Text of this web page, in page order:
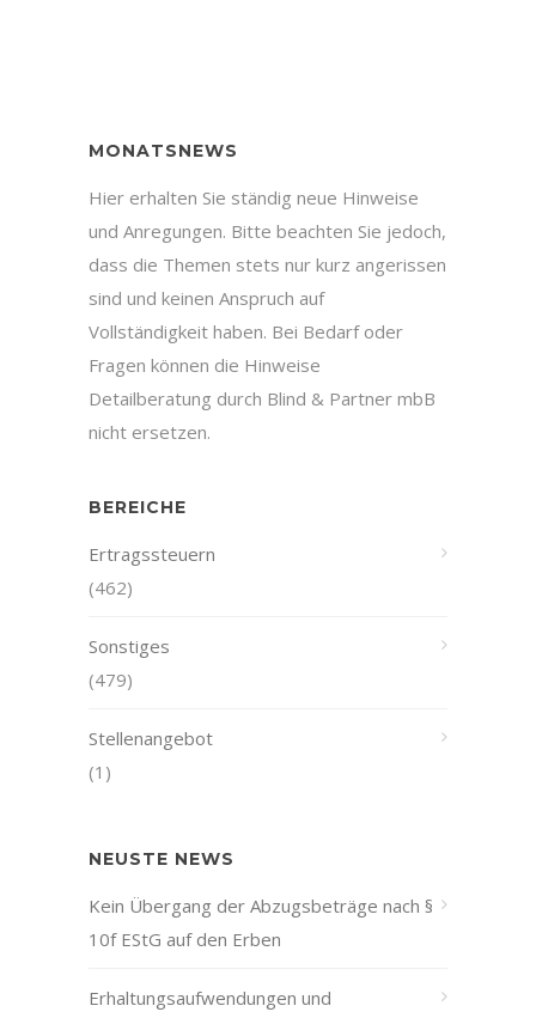
MONATSNEWS
Hier erhalten Sie ständig neue Hinweise
und Anregungen. Bitte beachten Sie jedoch,
dass die Themen stets nur kurz angerissen
sind und keinen Anspruch auf
Vollständigkeit haben. Bei Bedarf oder
Fragen können die Hinweise
Detailberatung durch Blind & Partner mbB
nicht ersetzen.
BEREICHE
Ertragssteuern
(462)
Sonstiges
(479)
Stellenangebot
(1)
NEUSTE NEWS
Kein Übergang der Abzugsbeträge nach §
10f EStG auf den Erben
Erhaltungsaufwendungen und